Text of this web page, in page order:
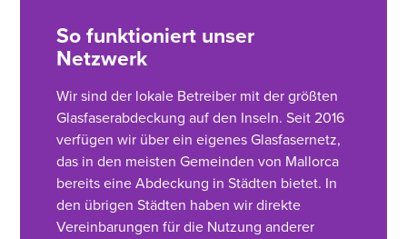
So funktioniert unser
Netzwerk
Wir sind der lokale Betreiber mit der größten
Glasfaserabdeckung auf den Inseln. Seit 2016
verfügen wir über ein eigenes Glasfasernetz,
das in den meisten Gemeinden von Mallorca
bereits eine Abdeckung in Städten bietet. In
den übrigen Städten haben wir direkte
Vereinbarungen für die Nutzung anderer